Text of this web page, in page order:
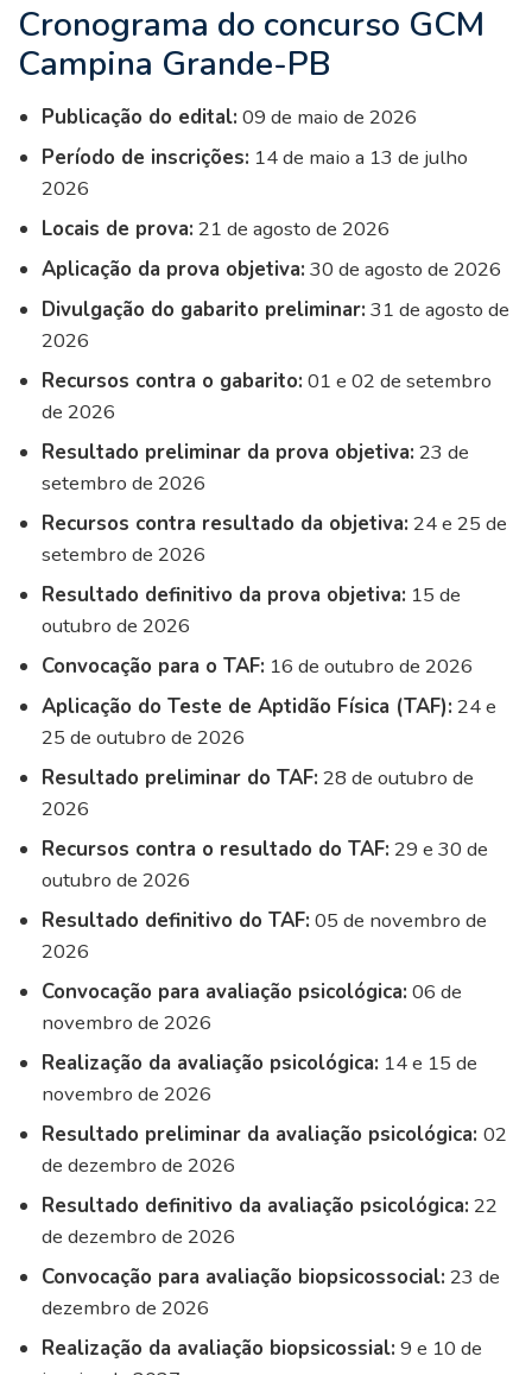
Cronograma do concurso GCM
Campina Grande-PB
Publicação do edital: 09 de maio de 2026
Período de inscrições: 14 de maio a 13 de julho
2026
Locais de prova: 21 de agosto de 2026
Aplicação da prova objetiva: 30 de agosto de 2026
Divulgação do gabarito preliminar: 31 de agosto de
2026
Recursos contra o gabarito: 01 e 02 de setembro
de 2026
Resultado preliminar da prova objetiva: 23 de
setembro de 2026
Recursos contra resultado da objetiva: 24 e 25 de
setembro de 2026
Resultado definitivo da prova objetiva: 15 de
outubro de 2026
Convocação para o TAF: 16 de outubro de 2026
Aplicação do Teste de Aptidão Física (TAF): 24 e
25 de outubro de 2026
Resultado preliminar do TAF: 28 de outubro de
2026
Recursos contra o resultado do TAF: 29 e 30 de
outubro de 2026
Resultado definitivo do TAF: 05 de novembro de
2026
Convocação para avaliação psicológica: 06 de
novembro de 2026
Realização da avaliação psicológica: 14 e 15 de
novembro de 2026
Resultado preliminar da avaliação psicológica: 02
de dezembro de 2026
Resultado definitivo da avaliação psicológica: 22
de dezembro de 2026
Convocação para avaliação biopsicossocial: 23 de
dezembro de 2026
Realização da avaliação biopsicossial: 9 e 10 de